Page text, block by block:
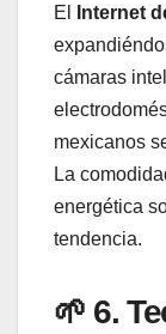
El Internet
cámaras
mexicanos
La
energética
tendencia.
🌱 6.